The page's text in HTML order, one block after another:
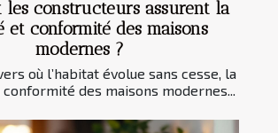
les constructeurs assurent la
et conformité des maisons
modernes ?
où l’habitat évolue sans cesse, la
des maisons modernes...